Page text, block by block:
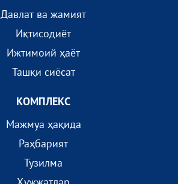
Давлат ва жамият
Иқтисодиёт
Ижтимоий ҳаёт
Ташқи сиёсат
КОМПЛEКС
Мажмуа ҳақида
Раҳбарият
Тузилма